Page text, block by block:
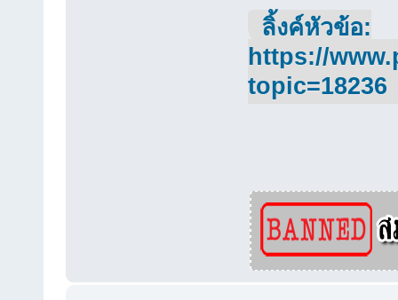
ลิ้งค์หัวข้อ:
https://
topic=18236